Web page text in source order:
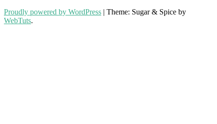
Proudly powered by WordPress | Theme: Sugar & Spice by
WebTuts.